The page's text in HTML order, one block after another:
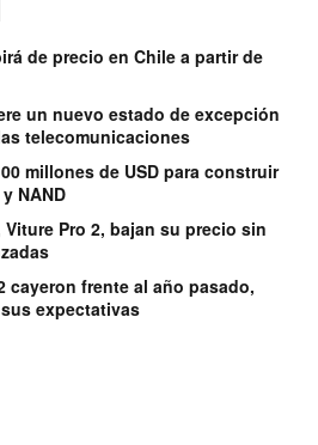
de precio en Chile a partir de
un nuevo estado de excepción
telecomunicaciones
millones de USD para construir
NAND
Pro 2, bajan su precio sin
cayeron frente al año pasado,
expectativas